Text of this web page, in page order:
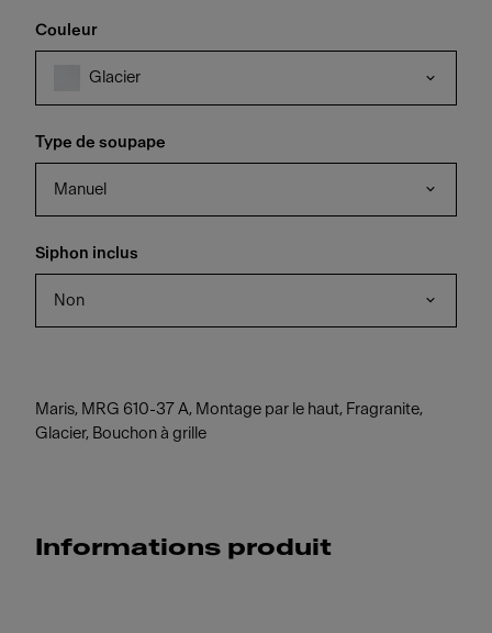
Couleur
Glacier
Type de soupape
Manuel
Siphon inclus
Non
Maris, MRG 610-37 A, Montage par le haut, Fragranite,
Glacier, Bouchon à grille
Informations produit